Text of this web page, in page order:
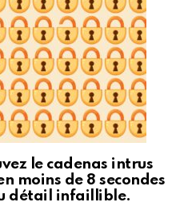
le cadenas intrus
moins de 8 secondes
détail infaillible.